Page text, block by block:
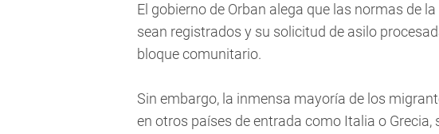
El gobierno de Orban alega que las normas de
sean registrados y su solicitud de asilo
bloque comunitario.
Sin embargo, la inmensa mayoría de los
en otros países de entrada como Italia o